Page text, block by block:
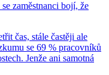
zaměstnanci bojí, že
čas, stále častěji ale
se 69 % pracovníků
Jenže ani samotná